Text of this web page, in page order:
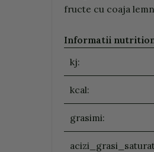
fructe cu coaja
Informatii
kj:
kcal:
grasimi: